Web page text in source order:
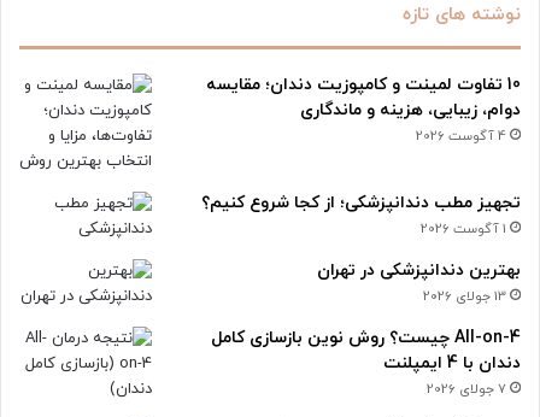
نوشته های تازه
10 تفاوت لمینت و کامپوزیت دندان؛ مقایسه
دوام، زیبایی، هزینه و ماندگاری
4 آگوست 2026
تجهیز مطب دندانپزشکی؛ از کجا شروع کنیم؟
1 آگوست 2026
بهترین دندانپزشکی در تهران
13 جولای 2026
All-on-4 چیست؟ روش نوین بازسازی کامل
دندان با 4 ایمپلنت
7 جولای 2026